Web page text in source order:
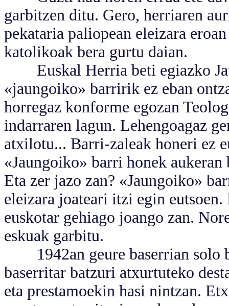
garbitzen ditu. Gero, herriaren
pekataria paliopean eleizara
katolikoak bera gurtu daian.
Euskal Herria beti egiazko
«jaungoiko» barririk ez eban
horregaz konforme egozan
indarraren lagun. Lehengoagaz
atxilotu... Barri-zaleak honeri ez
«Jaungoiko» barri honek
Eta zer jazo zan? «Jaungoiko»
eleizara joateari itzi egin
euskotar gehiago joango zan.
eskuak garbitu.
1942an geure baserrian solo
baserritar batzuri atxurtuteko
eta prestamoekin hasi nintzan.